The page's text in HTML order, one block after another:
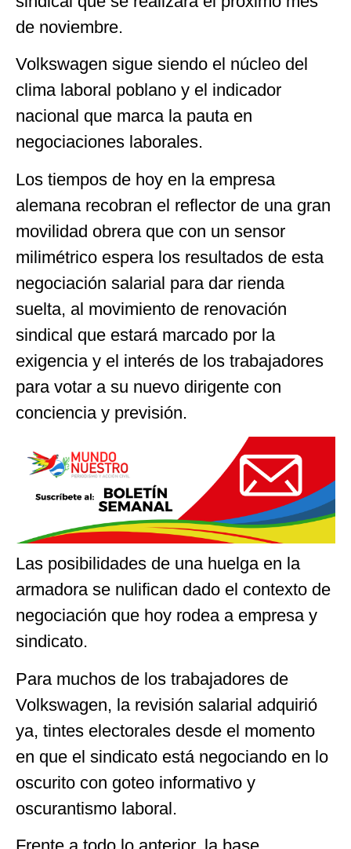
de noviembre.
Volkswagen sigue siendo el núcleo del
clima laboral poblano y el indicador
nacional que marca la pauta en
negociaciones laborales.
Los tiempos de hoy en la empresa
alemana recobran el reflector de una gran
movilidad obrera que con un sensor
milimétrico espera los resultados de esta
negociación salarial para dar rienda
suelta, al movimiento de renovación
sindical que estará marcado por la
exigencia y el interés de los trabajadores
para votar a su nuevo dirigente con
conciencia y previsión.
Las posibilidades de una huelga en la
armadora se nulifican dado el contexto de
negociación que hoy rodea a empresa y
sindicato.
Para muchos de los trabajadores de
Volkswagen, la revisión salarial adquirió
ya, tintes electorales desde el momento
en que el sindicato está negociando en lo
oscurito con goteo informativo y
oscurantismo laboral.